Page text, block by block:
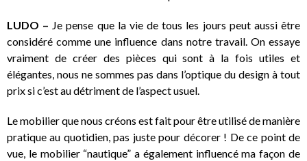
LUDO – Je pense que la vie de tous les jours peut aussi être
considéré comme une influence dans notre travail. On essaye
vraiment de créer des pièces qui sont à la fois utiles et
élégantes, nous ne sommes pas dans l’optique du design à tout
prix si c’est au détriment de l’aspect usuel.
Le mobilier que nous créons est fait pour être utilisé de manière
pratique au quotidien, pas juste pour décorer ! De ce point de
vue, le mobilier “nautique” a également influencé ma façon de